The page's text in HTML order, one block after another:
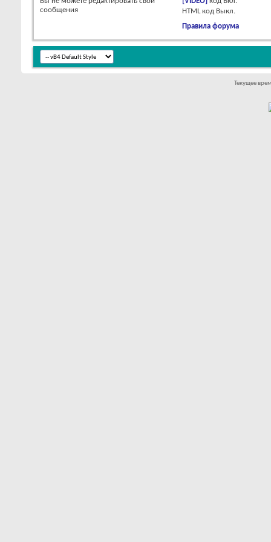
сообщения
HTML код Выкл.
Правила форума
Текущее